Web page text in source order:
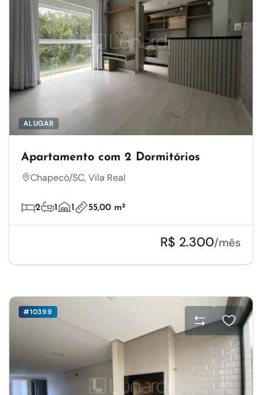
ALUGAR
Apartamento com 2 Dormitórios
Chapecó/SC, Vila Real
2 1 1 55,00 m²
R$ 2.300/mês
#10399